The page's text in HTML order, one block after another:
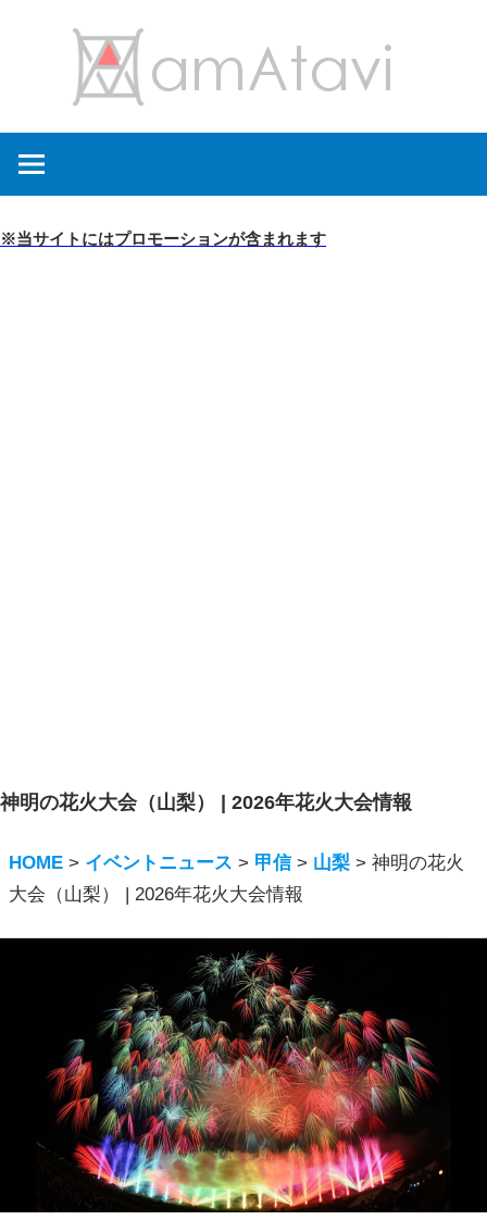
キ
を
→
※当サイトにはプロモーションが含まれます
神明の花火大会（山梨） | 2026年花火大会情報
HOME > イベントニュース > 甲信> 山梨 >神明の花火
大会（山梨） | 2026年花火大会情報